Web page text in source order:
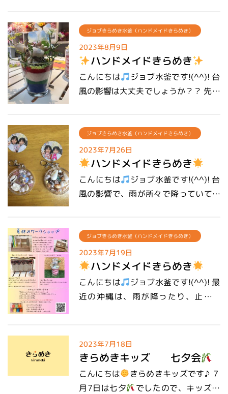
ています。自由研究・工作は終わりま
した
か?
本日も、元気な子供たちが
来てくれました(^^♪ 「何色にす
る？」「どの色がいいかな？」「この
色かわいい
」など 想像しながら砂
の色選びや、慣れない木工に取り組ん
だり、楽しそうに作業をしていました
気質の棟梁！ 子供たちの前では、打っ
て変わって、笑顔で優しく丁寧に教え
てくれました(*^-^*)
ジョブきらめき水釜（ハンドメイドきらめき）
2023年8月9日
ハンドメイドきらめき
こんにちは
ジョブ水釜です!(^^)! 台
風の影響は大丈夫でしょうか？？ 先週
できずお休みになったり…とパタパタ
しておりました
他甚大な被害を受けた皆さまにおかれ
ましては 1日も早く元の生活に戻れる
ことを願っております。 さてさて今日
ーチ、キーホルダーを作りに来てくれ
ました
悩むことなく、短時間で完
成
（決断力の早さにびっくりです
ホルダーの完成です(^^)/
ジョブきらめき水釜（ハンドメイドきらめき）
2023年7月26日
ハンドメイドきらめき
こんにちは
ジョブ水釜です!(^^)! 台
風の影響で、雨が所々で降っていて、
ジョブ水釜では、夏休みのワークショ
ップを開催しております(^^♪ 職員や
利用者様が先生となり、子どもたちの
物作りを応援しております！！ 早速、
元気な子ども達が来店し、慣れない機
のビーズがいいかな～(*´▽｀*)と選ん
でる顔がとても楽しそうでした(^^♪
ジョブきらめき水釜（ハンドメイドきらめき）
2023年7月19日
ハンドメイドきらめき
こんにちは
ジョブ水釜です!(^^)! 最
近の沖縄は、雨が降ったり、止んだ
半ば、、、もうすぐ夏休み！ 自由研究
は、考えていますか(^^♪ ジョブ水釜
では、今年もワークショップを開催し
まーす(^O^)／ 『引き出し付き本棚』
2023年7月18日
きらめきキッズ 七夕会
こんにちは
きらめきキッズです♪ ７
月7日は七夕
でしたので、キッズで